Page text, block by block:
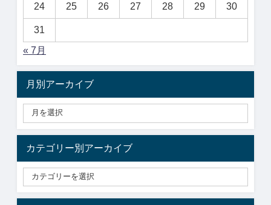
24 25 26 27 28 29 30
31
« 7月
月別アーカイブ
カテゴリー別アーカイブ